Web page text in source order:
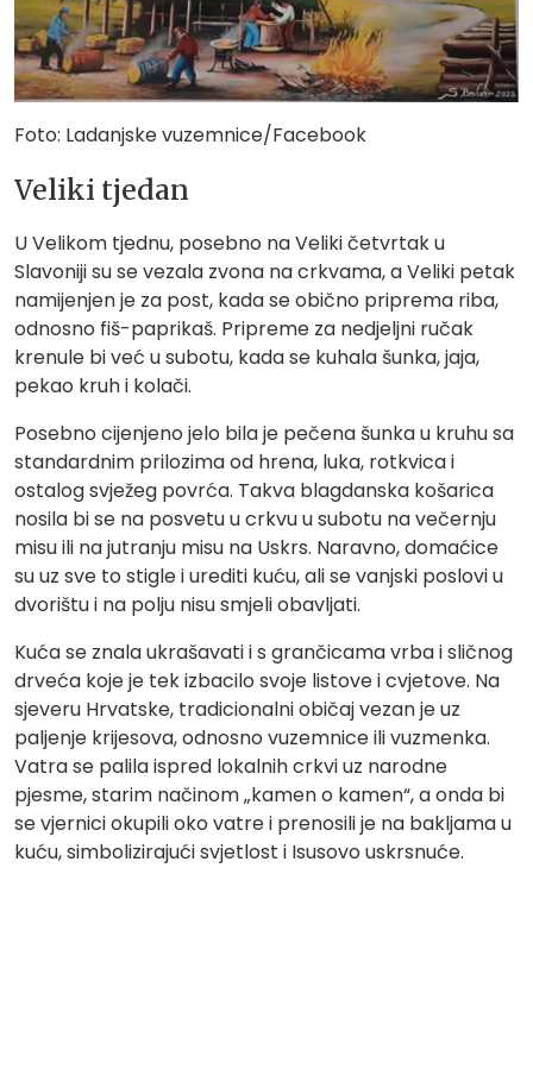
Foto: Ladanjske vuzemnice/Facebook
Veliki tjedan
U Velikom tjednu, posebno na Veliki četvrtak u
Slavoniji su se vezala zvona na crkvama, a Veliki petak
namijenjen je za post, kada se obično priprema riba,
odnosno fiš-paprikaš. Pripreme za nedjeljni ručak
krenule bi već u subotu, kada se kuhala šunka, jaja,
pekao kruh i kolači.
Posebno cijenjeno jelo bila je pečena šunka u kruhu sa
standardnim prilozima od hrena, luka, rotkvica i
ostalog svježeg povrća. Takva blagdanska košarica
nosila bi se na posvetu u crkvu u subotu na večernju
misu ili na jutranju misu na Uskrs. Naravno, domaćice
su uz sve to stigle i urediti kuću, ali se vanjski poslovi u
dvorištu i na polju nisu smjeli obavljati.
Kuća se znala ukrašavati i s grančicama vrba i sličnog
drveća koje je tek izbacilo svoje listove i cvjetove. Na
sjeveru Hrvatske, tradicionalni običaj vezan je uz
paljenje krijesova, odnosno vuzemnice ili vuzmenka.
Vatra se palila ispred lokalnih crkvi uz narodne
pjesme, starim načinom „kamen o kamen“, a onda bi
se vjernici okupili oko vatre i prenosili je na bakljama u
kuću, simbolizirajući svjetlost i Isusovo uskrsnuće.